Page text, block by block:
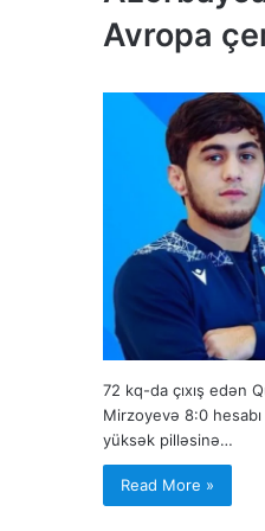
Avropa
72 kq-da çıxış edən
Mirzoyevə 8:0
yüksək pilləsinə…
Read More »